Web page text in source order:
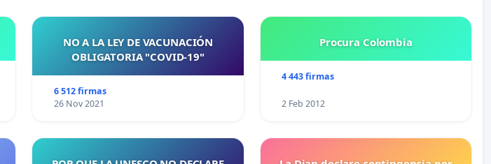
NO A LA LEY DE VACUNACIÓN
OBLIGATORIA "COVID-19"
6 512 firmas
26 Nov 2021
Procura Colombia
4 443 firmas
2 Feb 2012